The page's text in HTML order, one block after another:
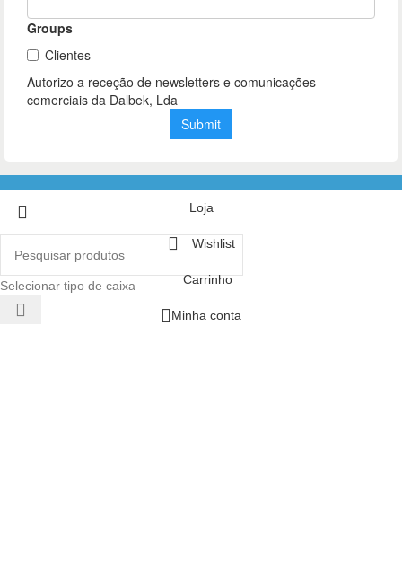
Selecionar tipo de caixa
Loja
Wishlist
Carrinho
Minha conta